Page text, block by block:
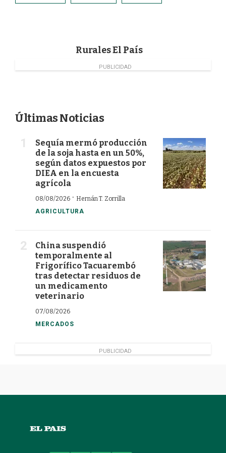
b
e
t
Rurales El País
PUBLICIDAD
Últimas Noticias
Sequía mermó producción
de la soja hasta en un 50%,
según datos expuestos por
DIEA en la encuesta
agrícola
08/08/2026 · Hernán T. Zorrilla
AGRICULTURA
China suspendió
temporalmente al
Frigorífico Tacuarembó
tras detectar residuos de
un medicamento
veterinario
07/08/2026
MERCADOS
PUBLICIDAD